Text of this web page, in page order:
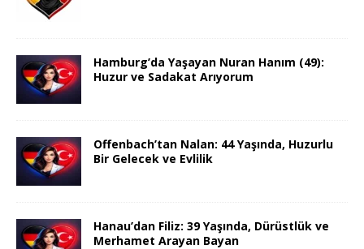
Hamburg’da Yaşayan Nuran Hanım (49):
Huzur ve Sadakat Arıyorum
Offenbach’tan Nalan: 44 Yaşında, Huzurlu
Bir Gelecek ve Evlilik
Hanau’dan Filiz: 39 Yaşında, Dürüstlük ve
Merhamet Arayan Bayan